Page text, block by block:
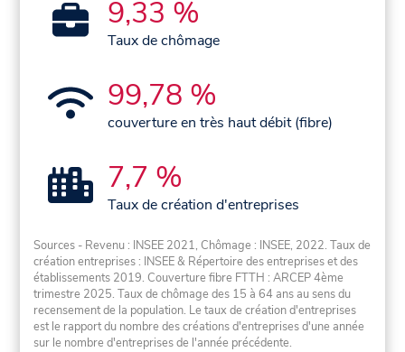
9,33 %
Taux de chômage
99,78 %
couverture en très haut débit (fibre)
7,7 %
Taux de création d'entreprises
Sources - Revenu : INSEE 2021, Chômage : INSEE, 2022. Taux de
création entreprises : INSEE & Répertoire des entreprises et des
établissements 2019. Couverture fibre FTTH : ARCEP 4ème
trimestre 2025. Taux de chômage des 15 à 64 ans au sens du
recensement de la population. Le taux de création d'entreprises
est le rapport du nombre des créations d'entreprises d'une année
sur le nombre d'entreprises de l'année précédente.